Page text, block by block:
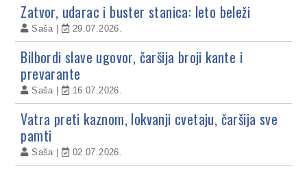
Zatvor, udarac i buster stanica: leto beleži
Saša 29.07.2026.
Bilbordi slave ugovor, čaršija broji kante i
prevarante
Saša 16.07.2026.
Vatra preti kaznom, lokvanji cvetaju, čaršija sve
pamti
Saša 02.07.2026.